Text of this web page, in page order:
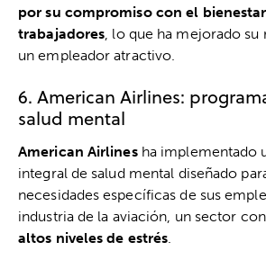
por su compromiso con el
trabajadores , lo que ha mejorado
un empleador atractivo.
6. American Airlines:
salud mental
American Airlinesha implementado
integral de salud mental diseñado
necesidades específicas de sus
industria de la aviación, un sector
altos niveles de estrés